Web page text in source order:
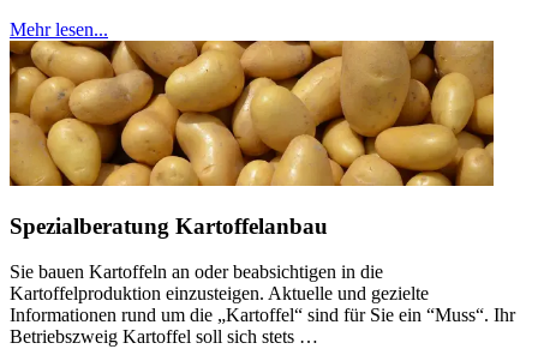
Mehr lesen...
Spezialberatung Kartoffelanbau
Sie bauen Kartoffeln an oder beabsichtigen in die
Kartoffelproduktion einzusteigen. Aktuelle und gezielte
Informationen rund um die „Kartoffel“ sind für Sie ein “Muss“. Ihr
Betriebszweig Kartoffel soll sich stets …